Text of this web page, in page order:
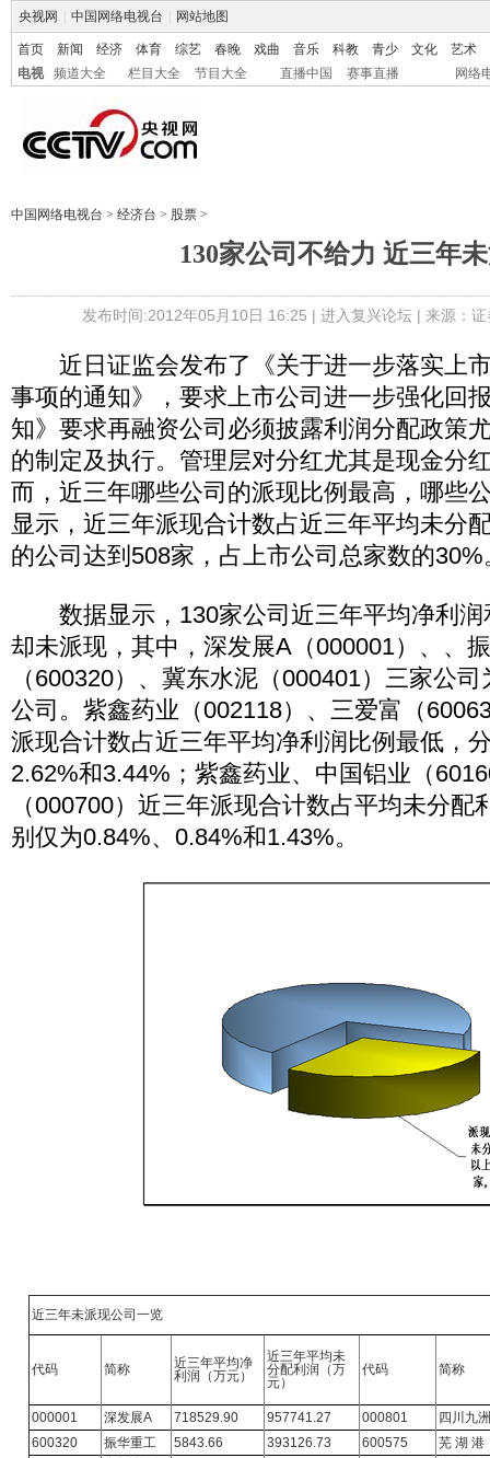
央视网 中国网络电视台 网站地图
首页 新闻 经济 体育 综艺 春晚 戏曲 音乐 科教 青少 文化
艺术
电视
频道大全 栏目大全 节目大全 直播中国 赛事直播 网络
中国网络电视台 > 经济台 > 股票 >
130家公司不给力 近三年
发布时间:2012年05月10日 16:25 | 进入复兴论坛| 来源：
近日证监会发布了《关于进一步落实上
事项的通知》，要求上市公司进一步强化回
知》要求再融资公司必须披露利润分配政策
的制定及执行。管理层对分红尤其是现金分
而，近三年哪些公司的派现比例最高，哪些
显示，近三年派现合计数占近三年平均未分
的公司达到508家，占上市公司总家数的30%
数据显示，130家公司近三年平均净利润
却未派现，其中，深发展A（000001）、、
（600320）、冀东水泥（000401）三家公
公司。紫鑫药业（002118）、三爱富（
派现合计数占近三年平均净利润比例最低，
2.62%和3.44%；紫鑫药业、中国铝业（
（000700）近三年派现合计数占平均未分配
别仅为0.84%、0.84%和1.43%。
近三年未派现公司一览
代码 简称
近三年平均净
利润（万元）
近三年平均未
分配利润（万
元）
代码 简称
000001 深发展A 718529.90 957741.27 000801
四川九洲
600320
振华重工 5843.66 393126.73 600575
芜 湖 港